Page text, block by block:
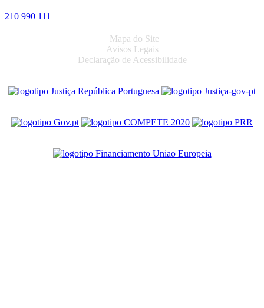
210 990 111
Mapa do Site
Avisos Legais
Declaração de Acessibilidade